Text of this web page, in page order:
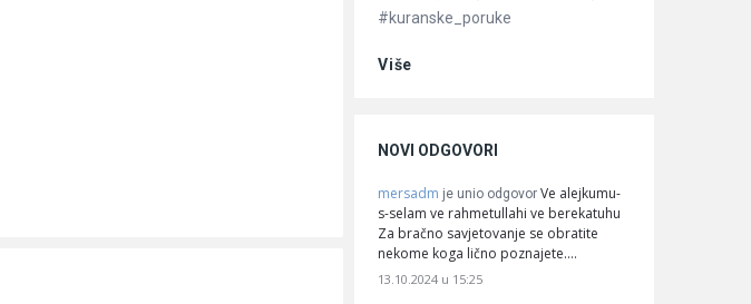
#kuranske_poruke
Više
NOVI ODGOVORI
mersadm je unio odgovor Ve alejkumu-
s-selam ve rahmetullahi ve berekatuhu
Za bračno savjetovanje se obratite
nekome koga lično poznajete.…
13.10.2024 u 15:25